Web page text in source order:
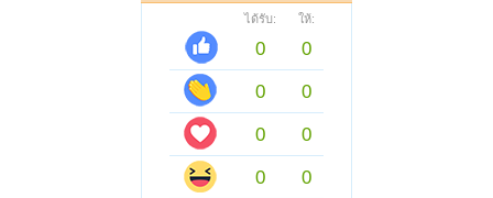
ได้รับ: ให้:
0
0
0
0
0
0
0
0